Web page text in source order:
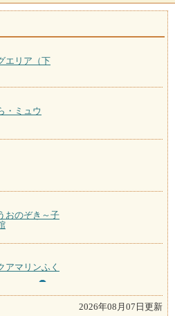
エリア（下
・ミュウ
おのぞき～子
アマリンふく
2026年08月07日更新